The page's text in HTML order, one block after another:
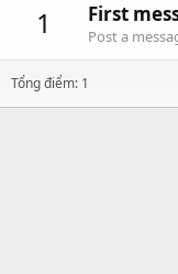
1 First
Post a
Tổng điểm: 1